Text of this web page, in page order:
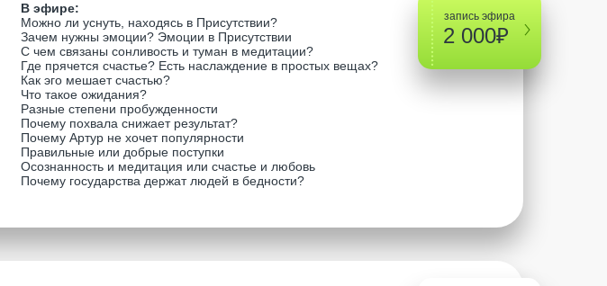
В эфире:
Можно ли уснуть, находясь в Присутствии?
Зачем нужны эмоции? Эмоции в Присутствии
С чем связаны сонливость и туман в медитации?
Где прячется счастье? Есть наслаждение в простых вещах?
Как эго мешает счастью?
Что такое ожидания?
Разные степени пробужденности
Почему похвала снижает результат?
Почему Артур не хочет популярности
Правильные или добрые поступки
Осознанность и медитация или счастье и любовь
Почему государства держат людей в бедности?
запись эфира
2 000₽